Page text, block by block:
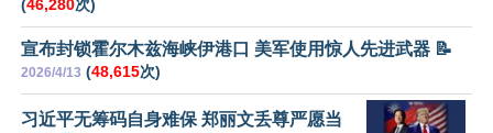
(46,280次)
宣布封锁霍尔木兹海峡伊港口 美军使用惊人先进武器 📝
2026/4/13 (48,615次)
习近平无筹码自身难保 郑丽文丢尊严愿当